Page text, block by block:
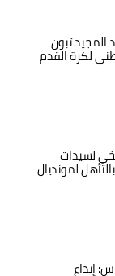
تبون
لكرة القدم
لسيدات
لمونديال
إيداع